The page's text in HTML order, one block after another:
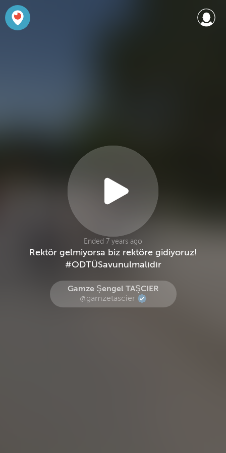
Ended 7 years ago
Rektör gelmiyorsa biz rektöre gidiyoruz!
#ODTÜSavunulmalıdır
Gamze Şengel TAŞCIER
@gamzetascier